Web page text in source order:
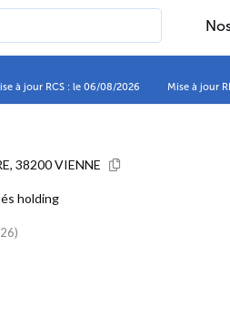
à jour RCS : le 06/08/2026 Mise à jour
38200 VIENNE
holding